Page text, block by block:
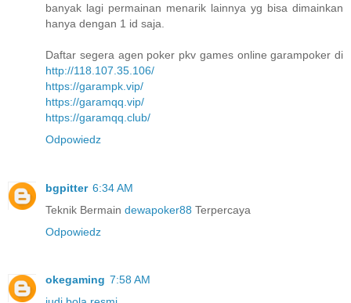
banyak lagi permainan menarik lainnya yg bisa dimainkan
hanya dengan 1 id saja.
Daftar segera agen poker pkv games online garampoker di
http://118.107.35.106/
https://garampk.vip/
https://garamqq.vip/
https://garamqq.club/
Odpowiedz
bgpitter 6:34 AM
Teknik Bermain dewapoker88 Terpercaya
Odpowiedz
okegaming 7:58 AM